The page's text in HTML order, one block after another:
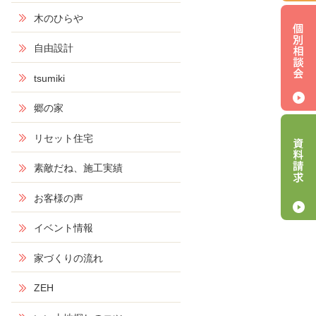
木のひらや
自由設計
tsumiki
郷の家
リセット住宅
素敵だね、施工実績
お客様の声
イベント情報
家づくりの流れ
ZEH